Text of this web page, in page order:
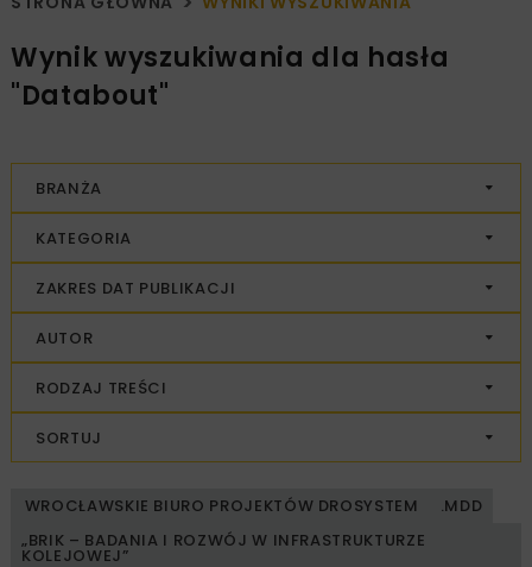
Wynik wyszukiwania dla hasła
"Databout"
BRANŻA
KATEGORIA
ZAKRES DAT PUBLIKACJI
AUTOR
RODZAJ TREŚCI
SORTUJ
WROCŁAWSKIE BIURO PROJEKTÓW DROSYSTEM
.MDD
„BRIK – BADANIA I ROZWÓJ W INFRASTRUKTURZE
KOLEJOWEJ”